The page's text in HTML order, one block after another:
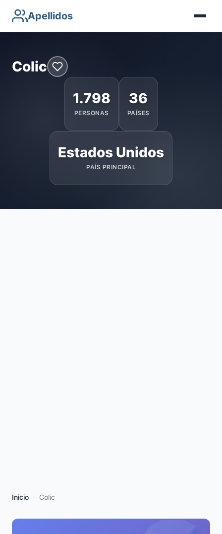
Apellidos
Colic
1.798
PERSONAS
36
PAÍSES
Estados Unidos
PAÍS PRINCIPAL
Inicio Colic